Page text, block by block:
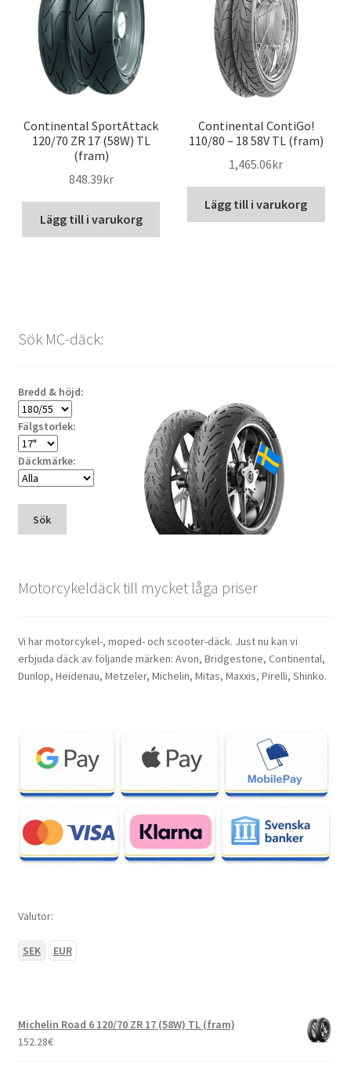
Continental SportAttack
120/70 ZR 17 (58W) TL
(fram)
848.39kr
Lägg till i varukorg
Continental ContiGo!
110/80 – 18 58V TL (fram)
1,465.06kr
Lägg till i varukorg
Sök MC-däck:
Bredd & höjd:
Fälgstorlek:
Däckmärke:
Sök
Motorcykeldäck till mycket låga priser
Vi har motorcykel-, moped- och scooter-däck. Just nu kan vi
erbjuda däck av följande märken: Avon, Bridgestone, Continental,
Dunlop, Heidenau, Metzeler, Michelin, Mitas, Maxxis, Pirelli, Shinko.
Valutor:
SEK EUR
Michelin Road 6 120/70 ZR 17 (58W) TL (fram)
152.28€